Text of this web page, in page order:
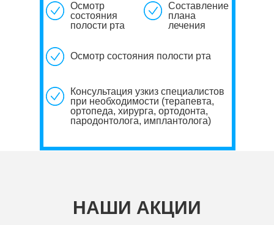
Осмотр
состояния
полости рта
Составление
плана
лечения
Осмотр состояния полости рта
Консультация узкиз специалистов
при необходимости (терапевта,
ортопеда, хирурга, ортодонта,
пародонтолога, имплантолога)
НАШИ АКЦИИ